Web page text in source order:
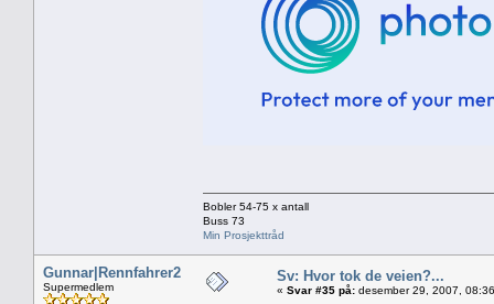
Bobler 54-75 x antall
Buss 73
Min Prosjekttråd
Gunnar|Rennfahrer2
Supermedlem
Sv: Hvor tok de veien?...
« Svar #35 på: desember 29, 2007,